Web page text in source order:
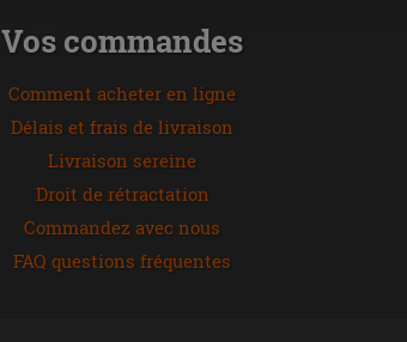
Vos commandes
Comment acheter en ligne
Délais et frais de livraison
Livraison sereine
Droit de rétractation
Commandez avec nous
FAQ questions fréquentes